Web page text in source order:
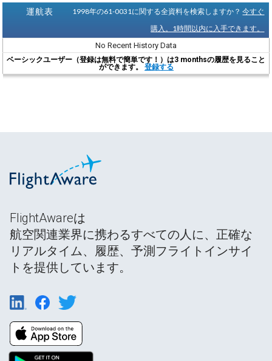
運航表 1998年の61-0031に関する全資料を検索しますか？今すぐ
購入。1時間以内に入手できます。
No Recent History Data
ベーシックユーザー（登録は無料で簡単です！）は3 monthsの履歴を見ること
ができます。 登録する
FlightAwareは
航空関連業界に携わるすべての人に、正確な
リアルタイム、履歴、予測フライトインサイ
トを提供しています。